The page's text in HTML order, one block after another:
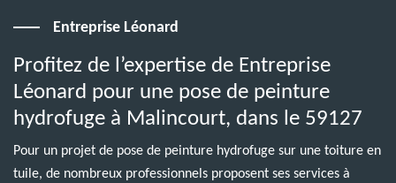
Entreprise Léonard
Profitez de l’expertise de Entreprise
Léonard pour une pose de peinture
hydrofuge à Malincourt, dans le 59127
Pour un projet de pose de peinture hydrofuge sur une toiture en
tuile, de nombreux professionnels proposent ses services à